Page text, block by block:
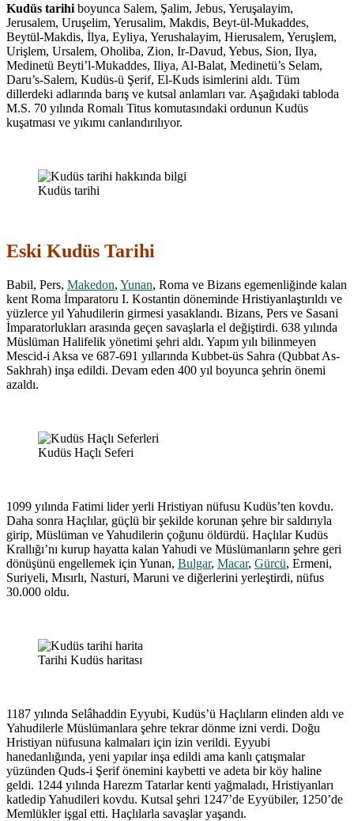
Kudüs tarihi boyunca Salem, Şalim, Jebus, Yeruşalayim,
Jerusalem, Uruşelim, Yerusalim, Makdis, Beyt-ül-Mukaddes,
Beytül-Makdis, İlya, Eyliya, Yerushalayim, Hierusalem, Yeruşlem,
Urişlem, Ursalem, Oholiba, Zion, Ir-Davud, Yebus, Sion, Ilya,
Medinetü Beyti’l-Mukaddes, Iliya, Al-Balat, Medinetü’s Selam,
Daru’s-Salem, Kudüs-ü Şerif, El-Kuds isimlerini aldı. Tüm
dillerdeki adlarında barış ve kutsal anlamları var. Aşağıdaki tabloda
M.S. 70 yılında Romalı Titus komutasındaki ordunun Kudüs
kuşatması ve yıkımı canlandırılıyor.
Kudüs tarihi
Eski Kudüs Tarihi
Babil, Pers, Makedon, Yunan, Roma ve Bizans egemenliğinde kalan
kent Roma İmparatoru I. Kostantin döneminde Hristiyanlaştırıldı ve
yüzlerce yıl Yahudilerin girmesi yasaklandı. Bizans, Pers ve Sasani
İmparatorlukları arasında geçen savaşlarla el değiştirdi. 638 yılında
Müslüman Halifelik yönetimi şehri aldı. Yapım yılı bilinmeyen
Mescid-i Aksa ve 687-691 yıllarında Kubbet-üs Sahra (Qubbat As-
Sakhrah) inşa edildi. Devam eden 400 yıl boyunca şehrin önemi
azaldı.
Kudüs Haçlı Seferi
1099 yılında Fatimi lider yerli Hristiyan nüfusu Kudüs’ten kovdu.
Daha sonra Haçlılar, güçlü bir şekilde korunan şehre bir saldırıyla
girip, Müslüman ve Yahudilerin çoğunu öldürdü. Haçlılar Kudüs
Krallığı’nı kurup hayatta kalan Yahudi ve Müslümanların şehre geri
dönüşünü engellemek için Yunan, Bulgar, Macar, Gürcü, Ermeni,
Suriyeli, Mısırlı, Nasturi, Maruni ve diğerlerini yerleştirdi, nüfus
30.000 oldu.
Tarihi Kudüs haritası
1187 yılında Selâhaddin Eyyubi, Kudüs’ü Haçlıların elinden aldı ve
Yahudilerle Müslümanlara şehre tekrar dönme izni verdi. Doğu
Hristiyan nüfusuna kalmaları için izin verildi. Eyyubi
hanedanlığında, yeni yapılar inşa edildi ama kanlı çatışmalar
yüzünden Quds-i Şerif önemini kaybetti ve adeta bir köy haline
geldi. 1244 yılında Harezm Tatarlar kenti yağmaladı, Hristiyanları
katledip Yahudileri kovdu. Kutsal şehri 1247’de Eyyübiler, 1250’de
Memlükler işgal etti. Haçlılarla savaşlar yaşandı.